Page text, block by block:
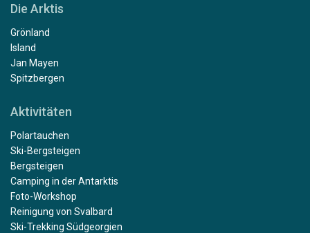
Die Arktis
Grönland
Island
Jan Mayen
Spitzbergen
Aktivitäten
Polartauchen
Ski-Bergsteigen
Bergsteigen
Camping in der Antarktis
Foto-Workshop
Reinigung von Svalbard
Ski-Trekking Südgeorgien